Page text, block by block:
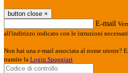
button close ×
E-mail
all'indirizzo indicato con le istruzioni
Non hai una e-mail associata al nome utente?
tramite la Login Spaggiari